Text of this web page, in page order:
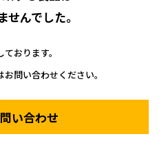
せんでした。
おります。
問い合わせください。
い合わせ